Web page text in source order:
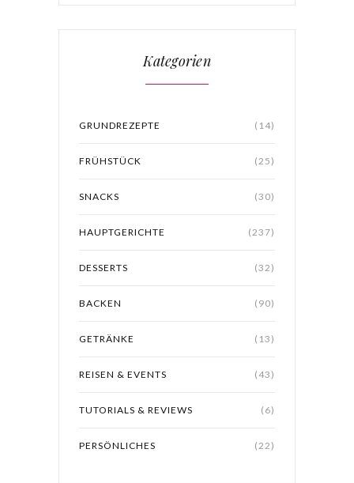
Kategorien
GRUNDREZEPTE (14)
FRÜHSTÜCK (25)
SNACKS (30)
HAUPTGERICHTE (237)
DESSERTS (32)
BACKEN (90)
GETRÄNKE (13)
REISEN & EVENTS (43)
TUTORIALS & REVIEWS (6)
PERSÖNLICHES (22)